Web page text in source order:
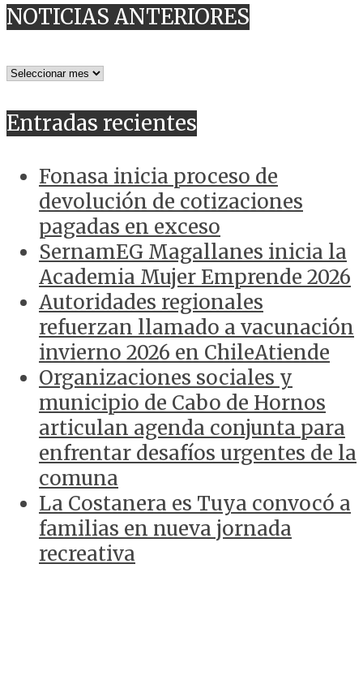
NOTICIAS ANTERIORES
NOTICIAS
Entradas recientes
Fonasa inicia proceso de
devolución de cotizaciones
pagadas en exceso
SernamEG Magallanes inicia la
Academia Mujer Emprende 2026
Autoridades regionales
refuerzan llamado a vacunación
invierno 2026 en ChileAtiende
Organizaciones sociales y
municipio de Cabo de Hornos
articulan agenda conjunta para
enfrentar desafíos urgentes de la
comuna
La Costanera es Tuya convocó a
familias en nueva jornada
recreativa